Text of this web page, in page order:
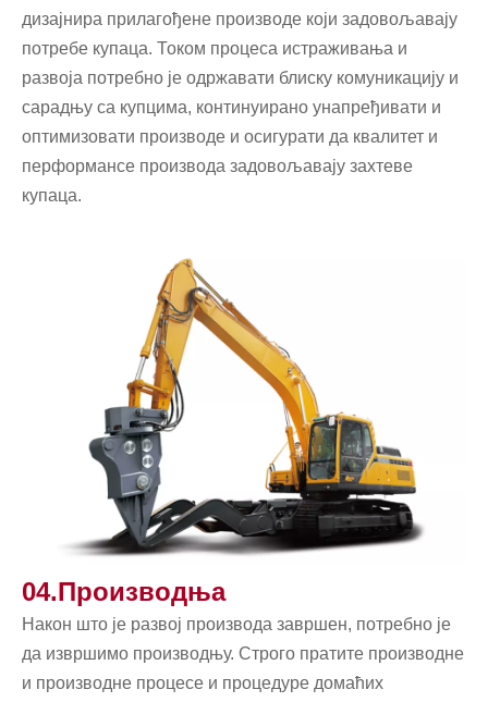
дизајнира прилагођене производе који задовољавају
потребе купаца. Током процеса истраживања и
развоја потребно је одржавати блиску комуникацију и
сарадњу са купцима, континуирано унапређивати и
оптимизовати производе и осигурати да квалитет и
перформансе производа задовољавају захтеве
купаца.
04.Производња
Након што је развој производа завршен, потребно је
да извршимо производњу. Строго пратите производне
и производне процесе и процедуре домаћих